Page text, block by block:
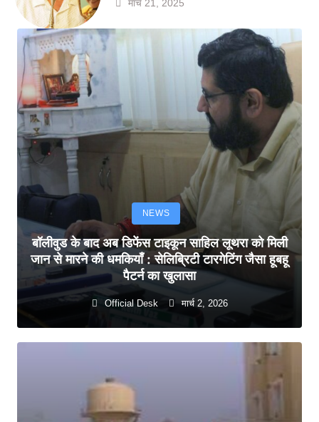
मार्च 21, 2025
NEWS
बॉलीवुड के बाद अब डिफेंस टाइकून साहिल लूथरा को मिली
जान से मारने की धमकियाँ : सेलिब्रिटी टारगेटिंग जैसा हूबहू
पैटर्न का खुलासा
Official Desk मार्च 2, 2026